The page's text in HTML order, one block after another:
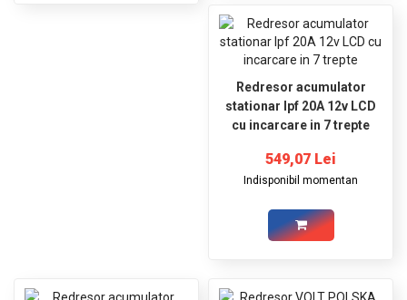
Redresor acumulator
stationar lpf 20A 12v LCD
cu incarcare in 7 trepte
549,07 Lei
Indisponibil momentan